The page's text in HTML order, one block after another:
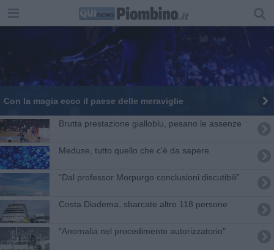
Con la magia ecco il paese delle meraviglie
Brutta prestazione gialloblu, pesano le assenze
Meduse, tutto quello che c'è da sapere
“Dal professor Morpurgo conclusioni discutibili”
Costa Diadema, sbarcate altre 118 persone
"Anomalia nel procedimento autorizzatorio"